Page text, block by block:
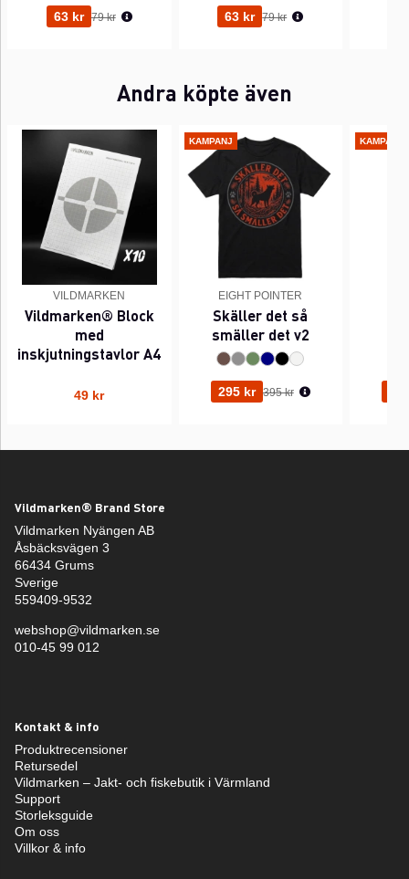
63 kr Ordinarie pris:
79 kr 63 kr Ordinarie pris:
79 kr
Andra köpte även
VILDMARKEN
Vildmarken® Block
med
inskjutningstavlor A4
49 kr
KAMPANJ
EIGHT POINTER
Skäller det så
smäller det v2
295 kr Ordinarie pris:
395 kr
KAMPANJ
Vildmarken® Brand Store
Vildmarken Nyängen AB
Åsbäcksvägen 3
66434 Grums
Sverige
559409-9532
webshop@vildmarken.se
010-45 99 012
Kontakt & info
Produktrecensioner
Retursedel
Vildmarken – Jakt- och fiskebutik i Värmland
Support
Storleksguide
Om oss
Villkor & info